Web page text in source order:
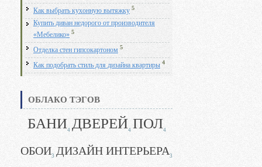
Как выбрать кухонную вытяжку 5
Купить диван недорого от производителя
«Мебелико» 5
Отделка стен гипсокартоном 5
Как подобрать стиль для дизайна квартиры 4
ОБЛАКО ТЭГОВ
БАНИ4 ДВЕРЕЙ4 ПОЛ4
ОБОИ3 ДИЗАЙН ИНТЕРЬЕРА3